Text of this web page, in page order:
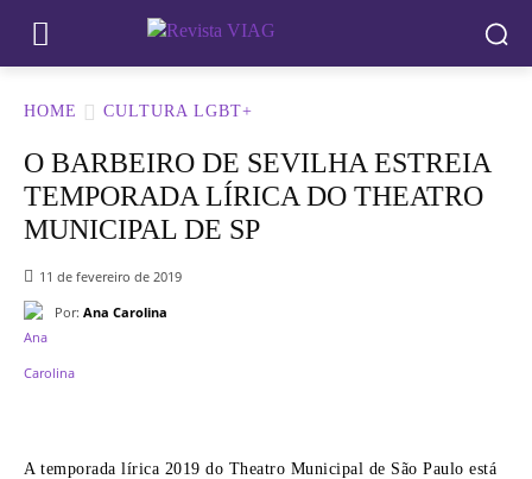
HOME CULTURA LGBT+
O BARBEIRO DE SEVILHA ESTREIA
TEMPORADA LÍ­RICA DO THEATRO
MUNICIPAL DE SP
11 de fevereiro de 2019
Por: Ana Carolina
A temporada lírica 2019 do Theatro Municipal de São Paulo está